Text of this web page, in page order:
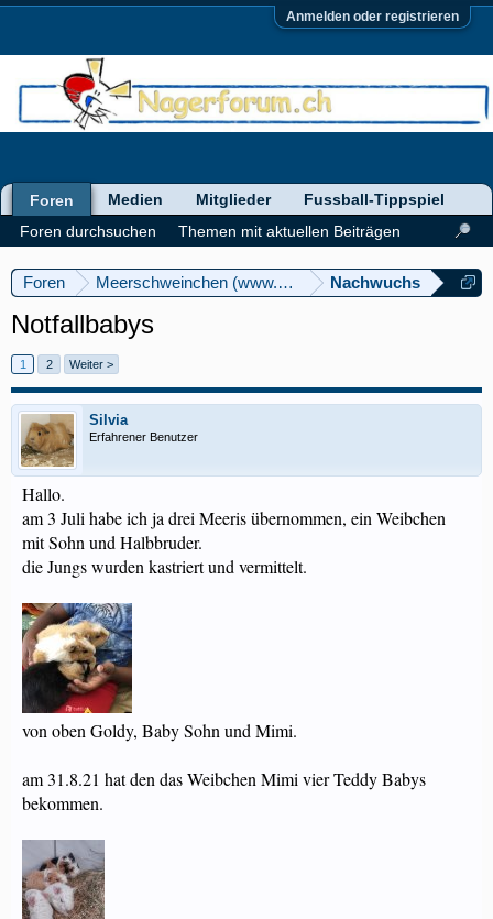
Anmelden oder registrieren
Foren Meerschweinchen (www.meerschweinforum.ch)
Nachwuchs
Notfallbabys
1 2 Weiter >
Silvia
Erfahrener Benutzer
Hallo.
am 3 Juli habe ich ja drei Meeris übernommen, ein Weibchen
mit Sohn und Halbbruder.
die Jungs wurden kastriert und vermittelt.
von oben Goldy, Baby Sohn und Mimi.
am 31.8.21 hat den das Weibchen Mimi vier Teddy Babys
bekommen.
Foren
Foren durchsuchen
Themen mit aktuellen Beiträgen
Medien Mitglieder Fussball-Tippspiel